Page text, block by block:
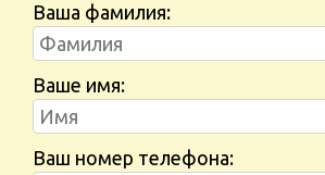
Ваша фамилия:
Ваше имя:
Ваш номер телефона: